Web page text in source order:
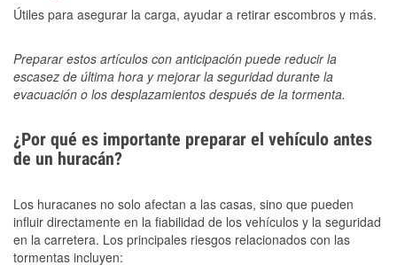
Útiles para asegurar la carga, ayudar a retirar escombros y más.
Preparar estos artículos con anticipación puede reducir la
escasez de última hora y mejorar la seguridad durante la
evacuación o los desplazamientos después de la tormenta.
¿Por qué es importante preparar el vehículo antes
de un huracán?
Los huracanes no solo afectan a las casas, sino que pueden
influir directamente en la fiabilidad de los vehículos y la seguridad
en la carretera. Los principales riesgos relacionados con las
tormentas incluyen: